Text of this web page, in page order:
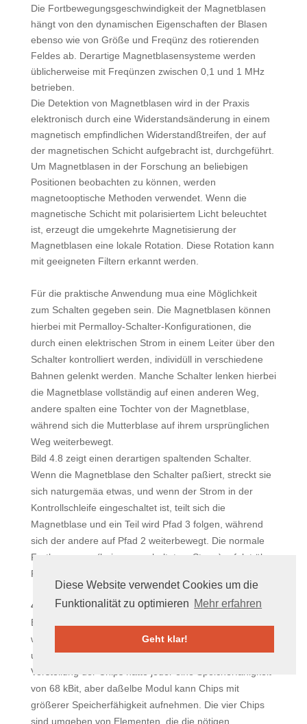
Diese Website verwendet Cookies um die
Funktionalität zu optimieren Mehr erfahren
Geht klar!
Die Fortbewegungsgeschwindigkeit der Magnetblasen
hängt von den dynamischen Eigenschaften der Blasen
ebenso wie von Größe und Freqünz des rotierenden
Feldes ab. Derartige Magnetblasensysteme werden
üblicherweise mit Freqünzen zwischen 0,1 und 1 MHz
betrieben.
Die Detektion von Magnetblasen wird in der Praxis
elektronisch durch eine Widerstandsänderung in einem
magnetisch empfindlichen Widerstandßtreifen, der auf
der magnetischen Schicht aufgebracht ist, durchgeführt.
Um Magnetblasen in der Forschung an beliebigen
Positionen beobachten zu können, werden
magnetooptische Methoden verwendet. Wenn die
magnetische Schicht mit polarisiertem Licht beleuchtet
ist, erzeugt die umgekehrte Magnetisierung der
Magnetblasen eine lokale Rotation. Diese Rotation kann
mit geeigneten Filtern erkannt werden.
Für die praktische Anwendung mua eine Möglichkeit
zum Schalten gegeben sein. Die Magnetblasen können
hierbei mit Permalloy-Schalter-Konfigurationen, die
durch einen elektrischen Strom in einem Leiter über den
Schalter kontrolliert werden, individüll in verschiedene
Bahnen gelenkt werden. Manche Schalter lenken hierbei
die Magnetblase vollständig auf einen anderen Weg,
andere spalten eine Tochter von der Magnetblase,
während sich die Mutterblase auf ihrem ursprünglichen
Weg weiterbewegt.
Bild 4.8 zeigt einen derartigen spaltenden Schalter.
Wenn die Magnetblase den Schalter paßiert, streckt sie
sich naturgemäa etwas, und wenn der Strom in der
Kontrollschleife eingeschaltet ist, teilt sich die
Magnetblase und ein Teil wird Pfad 3 folgen, während
sich der andere auf Pfad 2 weiterbewegt. Die normale
Fortbewegung (bei ausgeschaltetem Strom) erfolgt über
Pfad 2.
4.3 Ausführung des Magnetblasenspeichers:
Bild 4.9 zeigt einen typischen Magnetblasenspeicher. Er
wurde entwickelt von den Bell Telephone Laboratories,
um vier Speicherchips aufzunehmen. Zum Zeitpunkt der
Vorstellung der Chips hatte jeder eine Speicherfähigkeit
von 68 kBit, aber daßelbe Modul kann Chips mit
größerer Speicherfähigkeit aufnehmen. Die vier Chips
sind umgeben von Elementen, die die nötigen